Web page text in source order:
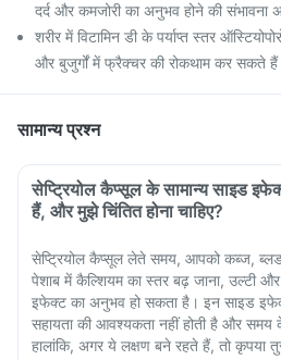
दर्द और कमजोरी का अनुभव होने की संभावना
शरीर में विटामिन डी के पर्याप्त स्तर
और बुजुर्गों में फ्रैक्चर की रोकथाम कर सकते
सामान्य प्रश्न
सेप्ट्रियोल कैप्सूल के सामान्य साइड
हैं, और मुझे चिंतित होना चाहिए?
सेप्ट्रियोल कैप्सूल लेते समय, आपको कब्ज,
पेशाब में कैल्शियम का स्तर बढ़ जाना, उल्टी
इफेक्ट का अनुभव हो सकता है। इन साइड
सहायता की आवश्यकता नहीं होती है और समय
हालांकि, अगर ये लक्षण बने रहते हैं, तो कृपया